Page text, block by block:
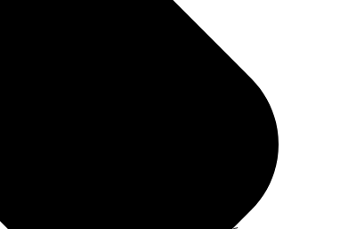
счастья, так что заказ оправдан.